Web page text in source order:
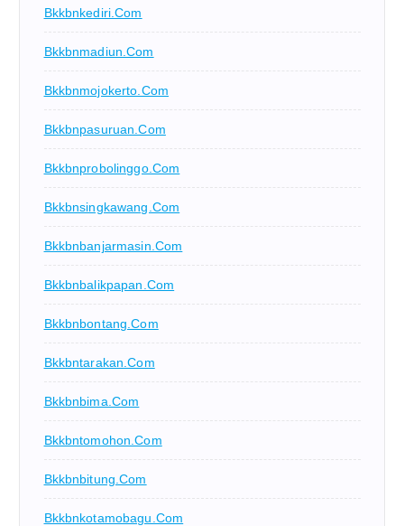
Bkkbnkediri.com
Bkkbnmadiun.com
Bkkbnmojokerto.com
Bkkbnpasuruan.com
Bkkbnprobolinggo.com
Bkkbnsingkawang.com
Bkkbnbanjarmasin.com
Bkkbnbalikpapan.com
Bkkbnbontang.com
Bkkbntarakan.com
Bkkbnbima.com
Bkkbntomohon.com
Bkkbnbitung.com
Bkkbnkotamobagu.com